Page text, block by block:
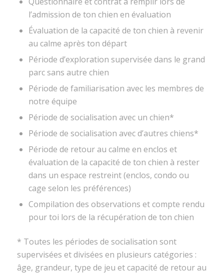
l’admission de ton chien en évaluation
Évaluation de la capacité de ton chien à revenir
au calme après ton départ
Période d’exploration supervisée dans le grand
parc sans autre chien
Période de familiarisation avec les membres de
notre équipe
Période de socialisation avec un chien*
Période de socialisation avec d’autres chiens*
Période de retour au calme en enclos et
évaluation de la capacité de ton chien à rester
dans un espace restreint (enclos, condo ou
cage selon les préférences)
Compilation des observations et compte rendu
pour toi lors de la récupération de ton chien
* Toutes les périodes de socialisation sont
supervisées et divisées en plusieurs catégories :
âge, grandeur, type de jeu et capacité de retour au